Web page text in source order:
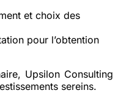
et choix des
pour l’obtention
Upsilon Consulting
sereins.